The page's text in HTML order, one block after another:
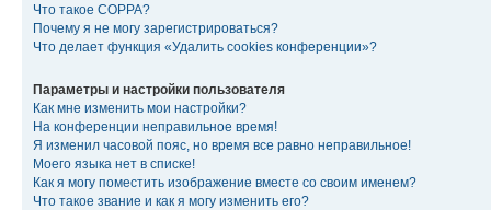
Что такое COPPA?
Почему я не могу зарегистрироваться?
Что делает функция «Удалить cookies конференции»?
Параметры и настройки пользователя
Как мне изменить мои настройки?
На конференции неправильное время!
Я изменил часовой пояс, но время все равно неправильное!
Моего языка нет в списке!
Как я могу поместить изображение вместе со своим именем?
Что такое звание и как я могу изменить его?